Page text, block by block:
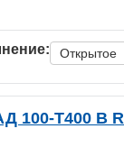
Открытое
100-Т400 B